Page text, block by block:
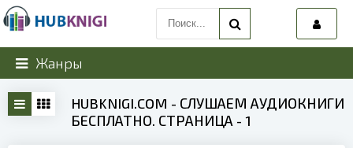
Жанры
HUBKNIGI.COM - СЛУШАЕМ АУДИОКНИГИ
БЕСПЛАТНО. СТРАНИЦА - 1